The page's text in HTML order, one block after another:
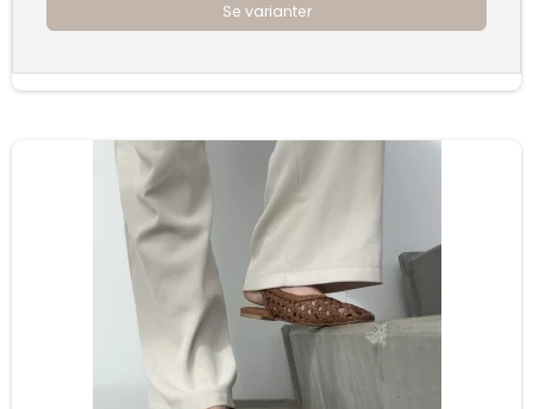
Se varianter